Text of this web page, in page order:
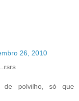
26, 2010
de polvilho, só que